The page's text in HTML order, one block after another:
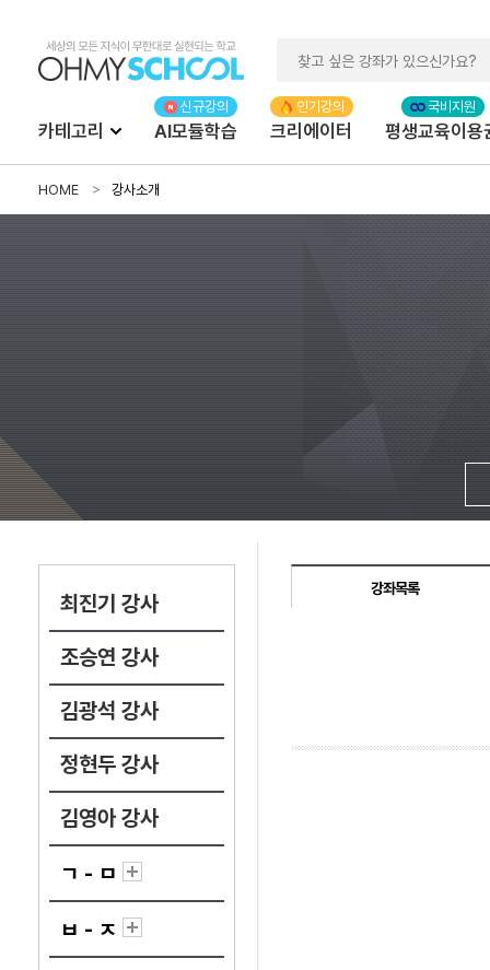
카테고리 AI모듈학습 크리에이터 평생교육이용
HOME 강사소개
최진기 강사
조승연 강사
김광석 강사
정현두 강사
김영아 강사
ㄱ - ㅁ
ㅂ - ㅈ
강좌목록